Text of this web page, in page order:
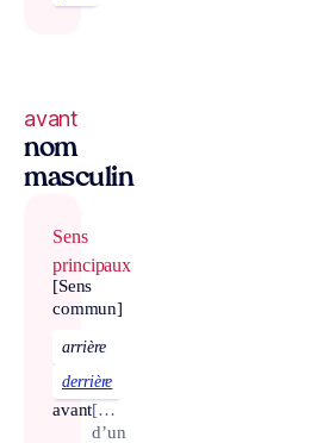
avant
nom
masculin
Sens
principaux
[Sens
commun]
arrière
derrière
avant[…
d’un